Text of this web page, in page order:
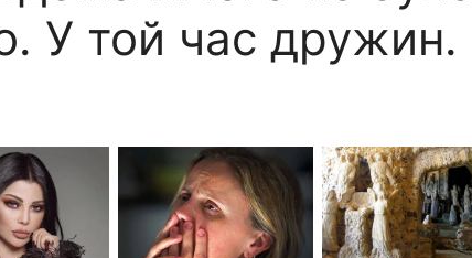
У той час дружин.